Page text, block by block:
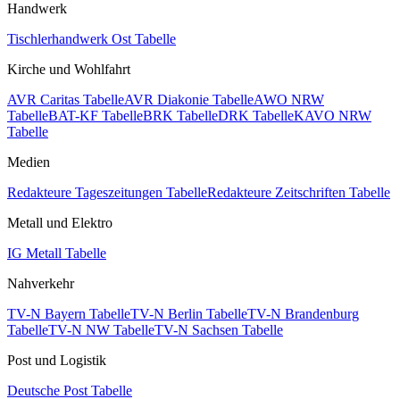
Handwerk
Tischlerhandwerk Ost Tabelle
Kirche und Wohlfahrt
AVR Caritas TabelleAVR Diakonie TabelleAWO NRW
TabelleBAT-KF TabelleBRK TabelleDRK TabelleKAVO NRW
Tabelle
Medien
Redakteure Tageszeitungen TabelleRedakteure Zeitschriften Tabelle
Metall und Elektro
IG Metall Tabelle
Nahverkehr
TV-N Bayern TabelleTV-N Berlin TabelleTV-N Brandenburg
TabelleTV-N NW TabelleTV-N Sachsen Tabelle
Post und Logistik
Deutsche Post Tabelle